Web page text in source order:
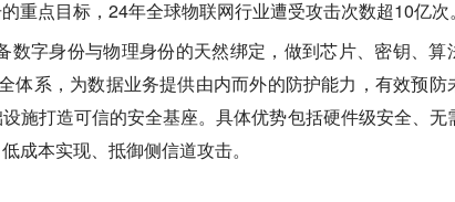
重点目标，24年全球物联网行业遭受攻击次数超10亿次。
数字身份与物理身份的天然绑定，做到芯片、密钥、算
体系，为数据业务提供由内而外的防护能力，有效预防
施打造可信的安全基座。具体优势包括硬件级安全、无
成本实现、抵御侧信道攻击。